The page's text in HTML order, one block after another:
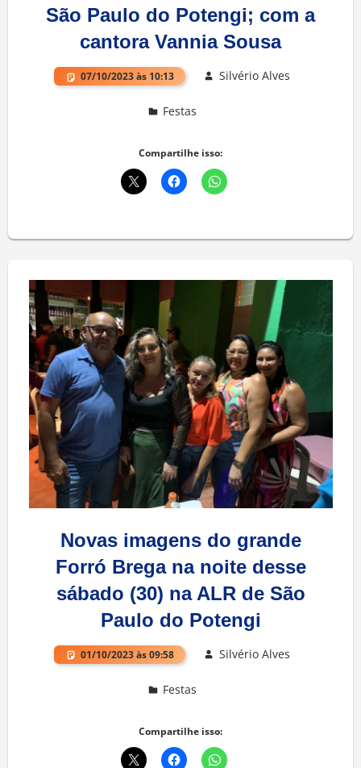
São Paulo do Potengi; com a
cantora Vannia Sousa
07/10/2023 às 10:13 Silvério Alves
Festas
Compartilhe isso:
Novas imagens do grande
Forró Brega na noite desse
sábado (30) na ALR de São
Paulo do Potengi
01/10/2023 às 09:58 Silvério Alves
Festas
Compartilhe isso: